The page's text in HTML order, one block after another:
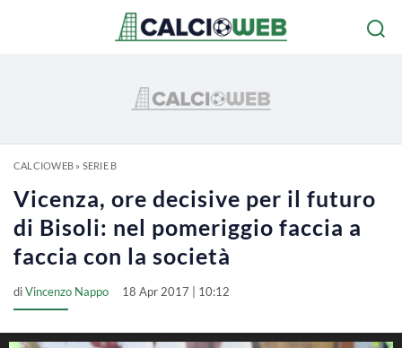
CALCIOWEB» SERIE B
Vicenza, ore decisive per il futuro
di Bisoli: nel pomeriggio faccia a
faccia con la società
diVincenzo Nappo 18 Apr 2017 | 10:12